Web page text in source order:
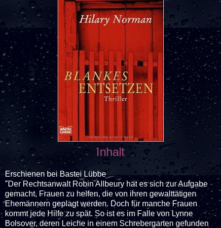
Inhalt
Erschienen bei Bastei Lübbe
"Der Rechtsanwalt Robin Allbeury hat es sich zur Aufgabe
gemacht, Frauen zu helfen, die von ihren gewalttätigen
Ehemännern geplagt werden. Doch für manche Frauen
kommt jede Hilfe zu spät. So ist es im Falle von Lynne
Bolsover, deren Leiche in einem Schrebergarten gefunden